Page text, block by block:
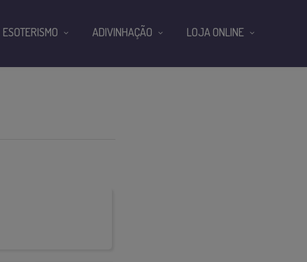
ESOTERISMO ADIVINHAÇÃO LOJA ONLINE